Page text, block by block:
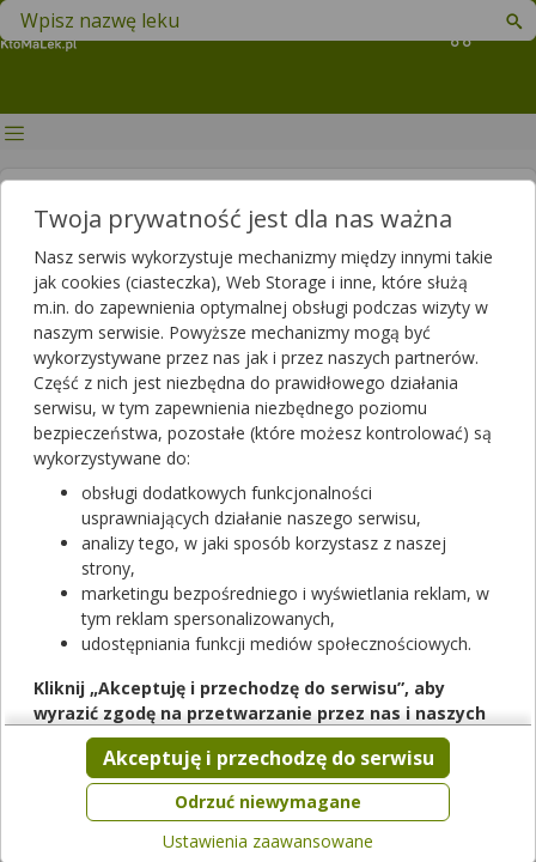
Koszyk
Znajdź lek w swojej okolicy
Paracetamol – działanie, zastosowanie,
dawkowanie. Jak stosować paracetamol u
dzieci?
Jakie są skutki przedawkowania
paracetamolu?
Twoja prywatność jest dla nas ważna
Nasz serwis wykorzystuje mechanizmy między innymi takie
jak cookies (ciasteczka), Web Storage i inne, które służą
m.in. do zapewnienia optymalnej obsługi podczas wizyty w
naszym serwisie. Powyższe mechanizmy mogą być
wykorzystywane przez nas jak i przez naszych partnerów.
Część z nich jest niezbędna do prawidłowego działania
serwisu, w tym zapewnienia niezbędnego poziomu
bezpieczeństwa, pozostałe (które możesz kontrolować) są
wykorzystywane do:
obsługi dodatkowych funkcjonalności
usprawniających działanie naszego serwisu,
analizy tego, w jaki sposób korzystasz z naszej
strony,
marketingu bezpośredniego i wyświetlania reklam, w
tym reklam spersonalizowanych,
udostępniania funkcji mediów społecznościowych.
Kliknij „Akceptuję i przechodzę do serwisu”, aby
wyrazić zgodę na przetwarzanie przez nas i naszych
partnerów Twoich danych w powyższych celach.
Pamiętaj, że wyrażenie zgody jest dobrowolne, a wyrażoną
zgodę możesz w każdej chwili cofnąć, możesz też wycofać
zgodę na przetwarzanie Twoich danych tylko w niektórych
celach. Jeżeli chcesz dowiedzieć się więcej lub chcesz
Odrzuć niewymagane
Akceptuję i przechodzę do serwisu
Ustawienia zaawansowane